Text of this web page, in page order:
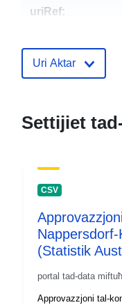
uriRef:
Uri Aktar
Settijiet
CSV
(Statistik
portal tad-data
Approvazzjoni tal-